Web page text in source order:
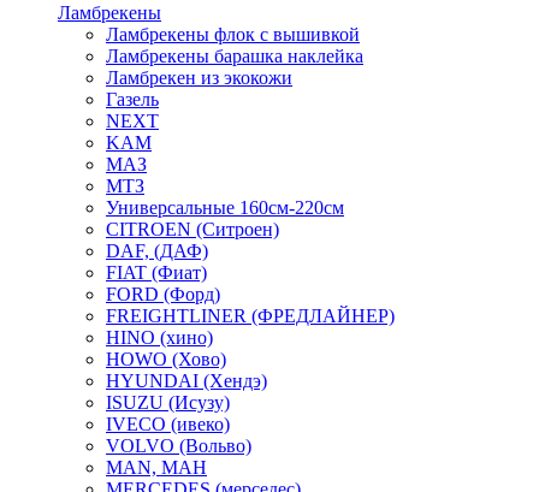
Ламбрекены
Ламбрекены флок с вышивкой
Ламбрекены барашка наклейка
Ламбрекен из экокожи
Газель
NEXT
KAM
МАЗ
МТЗ
Универсальные 160см-220см
CITROEN (Ситроен)
DAF, (ДАФ)
FIAT (Фиат)
FORD (Форд)
FREIGHTLINER (ФРЕДЛАЙНЕР)
HINO (хино)
HOWO (Хово)
HYUNDAI (Хендэ)
ISUZU (Исузу)
IVECO (ивеко)
VOLVO (Вольво)
MAN, МАН